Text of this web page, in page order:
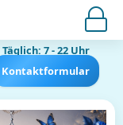
Täglich: 7 - 22 Uhr
Kontaktformular